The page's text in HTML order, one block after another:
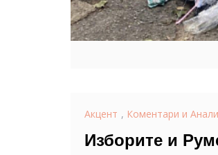
Акцент , Коментари и
Изборите и